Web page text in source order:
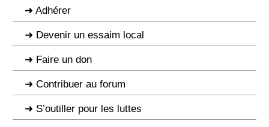
Adhérer
Devenir un essaim local
Faire un don
Contribuer au forum
S’outiller pour les luttes